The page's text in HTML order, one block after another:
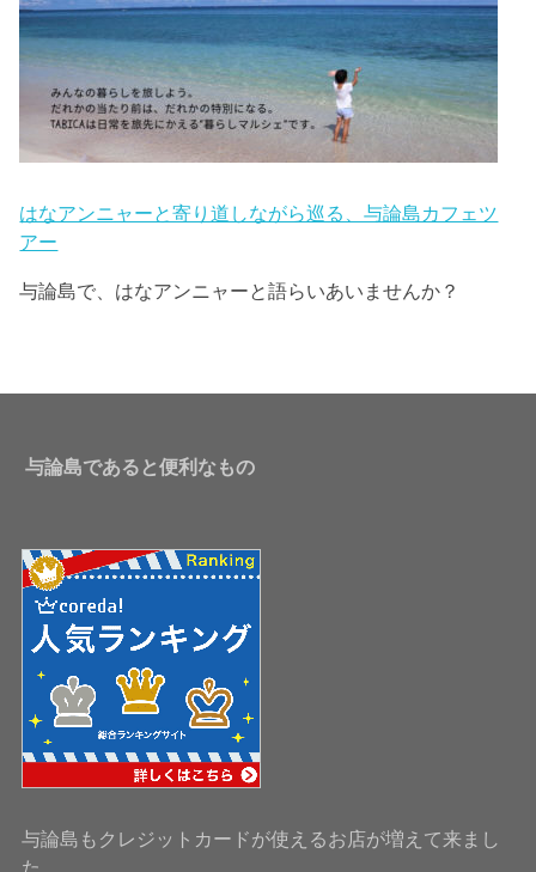
はなアンニャーと寄り道しながら巡る、与論島カフェツ
アー
与論島で、はなアンニャーと語らいあいませんか？
与論島であると便利なもの
与論島もクレジットカードが使えるお店が増えて来まし
た。